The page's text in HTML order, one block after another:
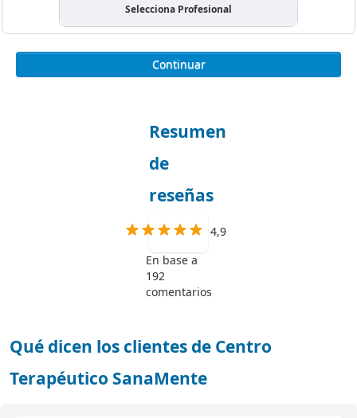
Selecciona Profesional
Continuar
Resumen
de
reseñas
4,9
En base a
192
comentarios
Qué dicen los clientes de Centro
Terapéutico SanaMente